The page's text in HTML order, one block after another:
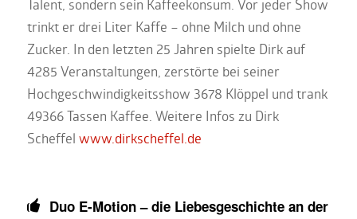
Talent, sondern sein Kaffeekonsum. Vor jeder Show
trinkt er drei Liter Kaffe – ohne Milch und ohne
Zucker. In den letzten 25 Jahren spielte Dirk auf
4285 Veranstaltungen, zerstörte bei seiner
Hochgeschwindigkeitsshow 3678 Klöppel und trank
49366 Tassen Kaffee. Weitere Infos zu Dirk
Scheffel www.dirkscheffel.de
Duo E-Motion – die Liebesgeschichte an der